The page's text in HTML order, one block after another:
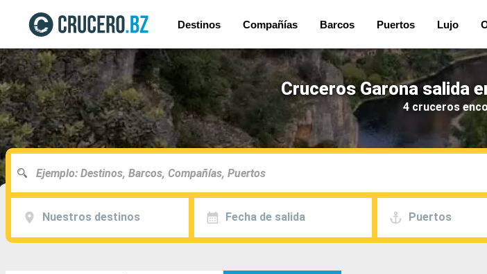
Destinos Compañías Barcos Puertos Lujo
Cruceros Garona salida
4 cruceros
Nuestros destinos Fecha de salida Puertos